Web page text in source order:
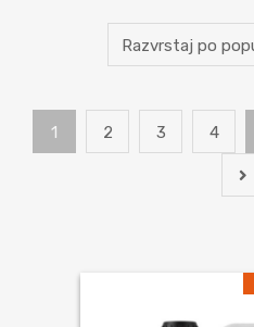
1 2 3 4